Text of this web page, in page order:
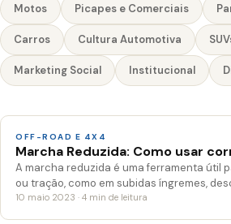
Motos Picapes e Comerciais
Carros Cultura Automotiva
Marketing Social Institucional
OFF-ROAD E 4X4
Marcha Reduzida: Como usar
A marcha reduzida é uma ferramenta útil
ou tração, como em subidas íngremes,
10 maio 2023 · 4 min de leitura